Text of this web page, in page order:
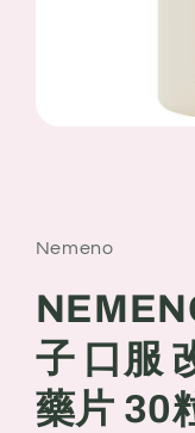
Nemeno
子 口服
藥片 30